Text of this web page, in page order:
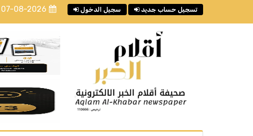
07-08-2026 سجيل الدخول تسجيل حساب جديد